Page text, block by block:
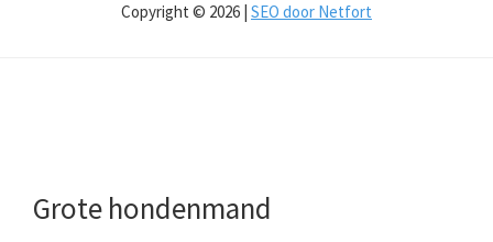
Copyright © 2026 | SEO door Netfort
Grote hondenmand